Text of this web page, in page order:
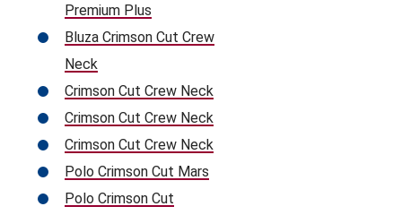
Premium Plus
Bluza Crimson Cut Crew
Neck
Crimson Cut Crew Neck
Crimson Cut Crew Neck
Crimson Cut Crew Neck
Polo Crimson Cut Mars
Polo Crimson Cut